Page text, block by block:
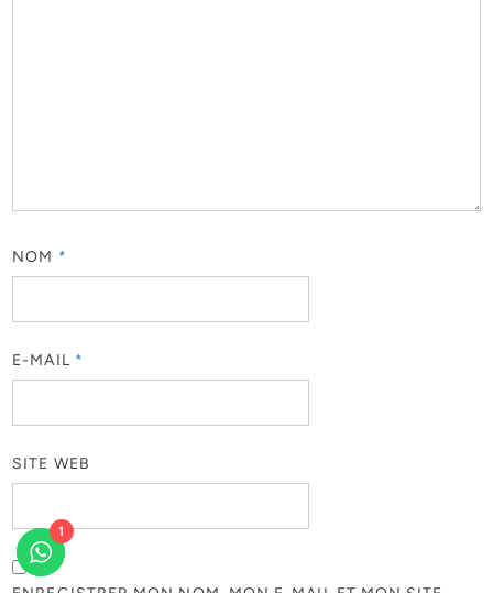
NOM *
E-MAIL *
SITE WEB
1